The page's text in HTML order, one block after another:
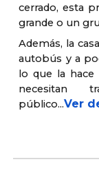
cerrado, esta
grande o un
Además, la
autobús y a
lo que la hace
necesitan
público...Ver